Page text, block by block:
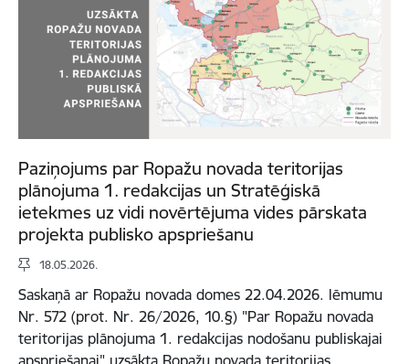
Paziņojums par Ropažu novada teritorijas
plānojuma 1. redakcijas un Stratēģiskā
ietekmes uz vidi novērtējuma vides pārskata
projekta publisko apspriešanu
18.05.2026.
Saskaņā ar Ropažu novada domes 22.04.2026. lēmumu
Nr. 572 (prot. Nr. 26/2026, 10.§) "Par Ropažu novada
teritorijas plānojuma 1. redakcijas nodošanu publiskajai